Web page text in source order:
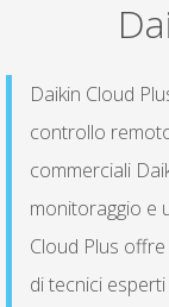
Daikin Cloud
controllo
commerciali
monitoraggio e
Cloud Plus
di tecnici